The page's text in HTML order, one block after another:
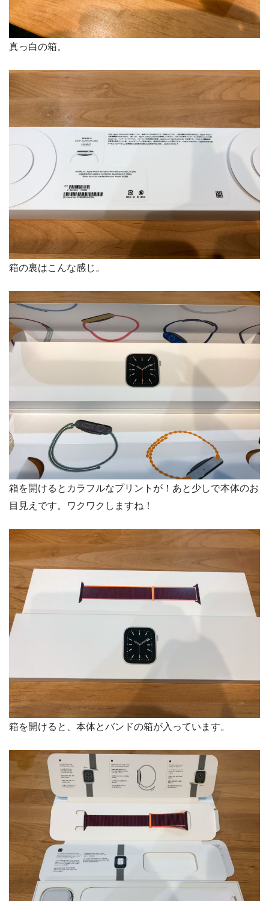
真っ白の箱。
箱の裏はこんな感じ。
箱を開けるとカラフルなプリントが！あと少しで本体のお
目見えです。ワクワクしますね！
箱を開けると、本体とバンドの箱が入っています。